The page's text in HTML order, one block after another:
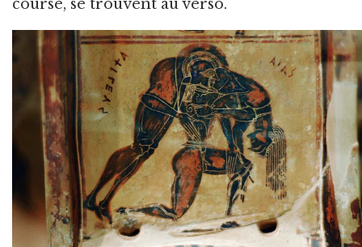
course, se trouvent au verso.